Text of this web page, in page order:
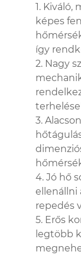
1.
képes
így
2. Nagy
3.
4. Jó hő
ellenállni
repedés
5. Erős
legtöbb